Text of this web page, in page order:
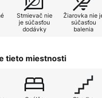
stmievača. To
aby ste vytvorili
hodiny. Okrem toho je
teda len osvetľovacím
Stmievač nie
je súčasťou
dodávky
Žiarovka nie
súčasťou
balenia
tieto miestnosti